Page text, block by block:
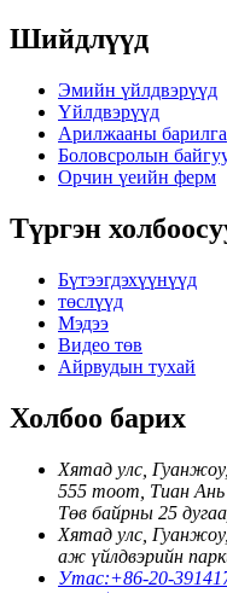
Шийдлүүд
Эмийн үйлдвэрүүд
Үйлдвэрүүд
Арилжааны барилга
Боловсролын
Орчин үеийн ферм
Түргэн
Бүтээгдэхүүнүүд
төслүүд
Мэдээ
Видео төв
Айрвудын тухай
Холбоо барих
Хятад улс,
555 тоот, Тиан Ань
Төв байрны 25
Хятад улс,
аж үйлдвэрийн
Утас:+86-20-